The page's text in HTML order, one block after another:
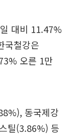
대비 11.47%
국철강은
오른 1만
동국제강
틸(3.86%) 등